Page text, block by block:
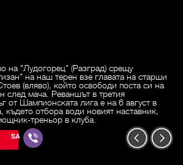
на "Лудогорец" (Разград) срещу
на наш терен взе главата на старши
(вляво), който освободи поста си на
след мача. Реваншът в третия
от Шампионската лига е на 6 август в
където отбора води новият наставник,
треньор в клуба.
SAVE